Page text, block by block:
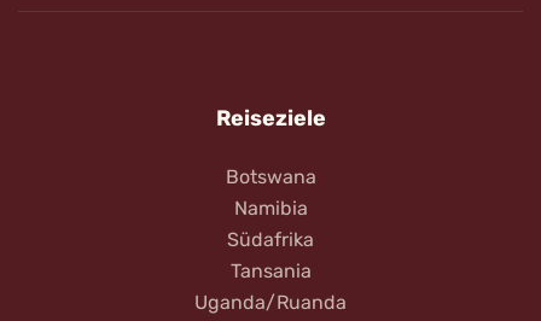
Reiseziele
Botswana
Namibia
Südafrika
Tansania
Uganda/Ruanda